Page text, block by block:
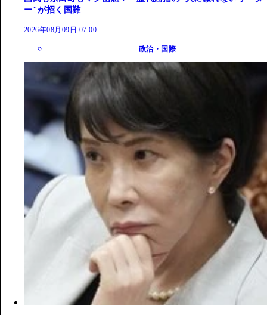
ー"が招く国難
2026年08月09日 07:00
政治・国際